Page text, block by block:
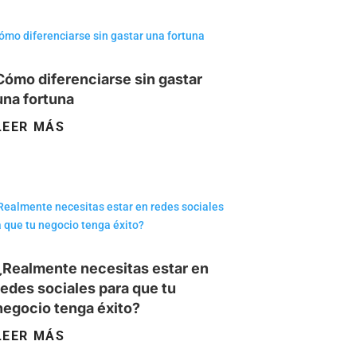
diferenciarse sin gastar
fortuna
MÁS
necesitas estar en
sociales para que tu
tenga éxito?
MÁS